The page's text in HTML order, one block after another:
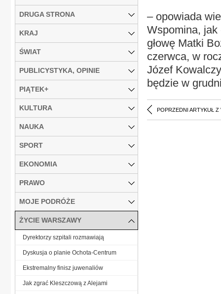
– opowiada
Wspomina, jak
głowę Matki
czerwca, w
Józef
będzie w
POPRZEDNI ARTYKUŁ Z
DRUGA STRONA
KRAJ
ŚWIAT
PUBLICYSTYKA, OPINIE
PIĄTEK+
KULTURA
NAUKA
SPORT
EKONOMIA
PRAWO
MOJE PODRÓŻE
ŻYCIE WARSZAWY
Dyrektorzy szpitali rozmawiają
Dyskusja o planie Ochota-Centrum
Ekstremalny finisz juwenaliów
Jak zgrać Kleszczową z Alejami